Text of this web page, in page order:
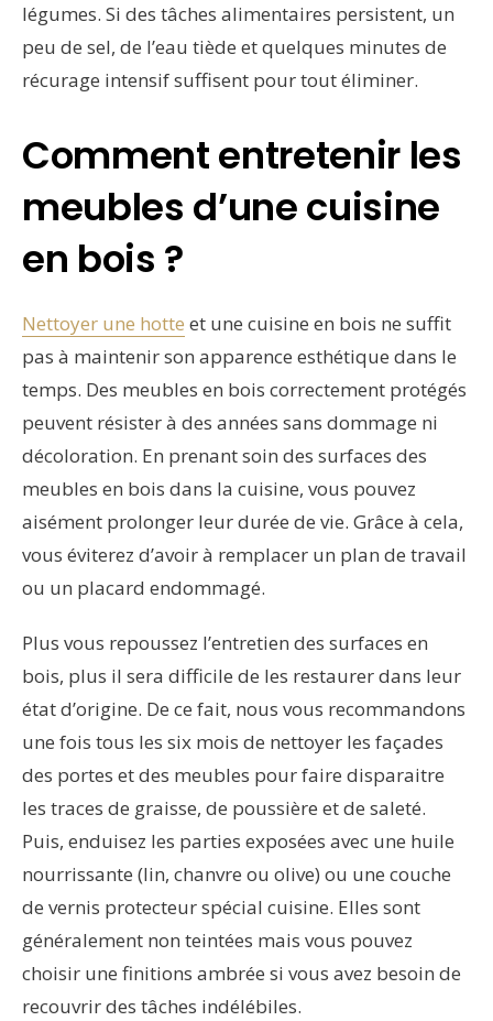
légumes. Si des tâches alimentaires persistent, un
peu de sel, de l’eau tiède et quelques minutes de
récurage intensif suffisent pour tout éliminer.
Comment entretenir les
meubles d’une cuisine
en bois ?
Nettoyer une hotte et une cuisine en bois ne suffit
pas à maintenir son apparence esthétique dans le
temps. Des meubles en bois correctement protégés
peuvent résister à des années sans dommage ni
décoloration. En prenant soin des surfaces des
meubles en bois dans la cuisine, vous pouvez
aisément prolonger leur durée de vie. Grâce à cela,
vous éviterez d’avoir à remplacer un plan de travail
ou un placard endommagé.
Plus vous repoussez l’entretien des surfaces en
bois, plus il sera difficile de les restaurer dans leur
état d’origine. De ce fait, nous vous recommandons
une fois tous les six mois de nettoyer les façades
des portes et des meubles pour faire disparaitre
les traces de graisse, de poussière et de saleté.
Puis, enduisez les parties exposées avec une huile
nourrissante (lin, chanvre ou olive) ou une couche
de vernis protecteur spécial cuisine. Elles sont
généralement non teintées mais vous pouvez
choisir une finitions ambrée si vous avez besoin de
recouvrir des tâches indélébiles.